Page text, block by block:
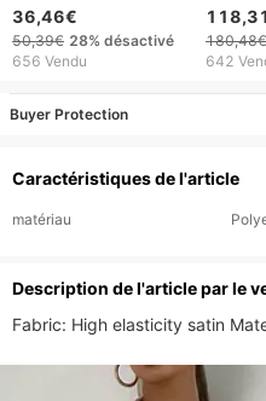
longues en coton et lin
pour femme, style
européen et américain
36,46€
50,39€ 28% désactivé
656 Vendu
180,48€
642
Buyer Protection
Caractéristiques de l'article
matériau
Description de l'article par le
Fabric: High elasticity satin